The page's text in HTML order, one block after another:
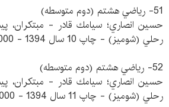
51- رياضي هشتم (دوم متوسطه)
رحلي (شوميز) - چاپ 10 سال 1394 - 3000 نسخه - 240000 ريال
52- رياضي هشتم (دوم متوسطه)
رحلي (شوميز) - چاپ 11 سال 1394 - 3000 نسخه - 240000 ريال